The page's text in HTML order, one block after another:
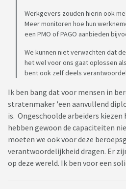
Werkgevers zouden hierin ook
Meer monitoren hoe hun
een PMO of PAGO aanbieden
We kunnen niet verwachten dat
het wel voor ons gaat oplossen
bent ook zelf deels
Ik ben bang dat voor mensen in
stratenmaker 'een aanvullend
is. Ongeschoolde arbeiders
hebben gewoon de capaciteiten
moeten we ook voor deze
verantwoordelijkheid dragen. Er
op deze wereld. Ik ben voor een